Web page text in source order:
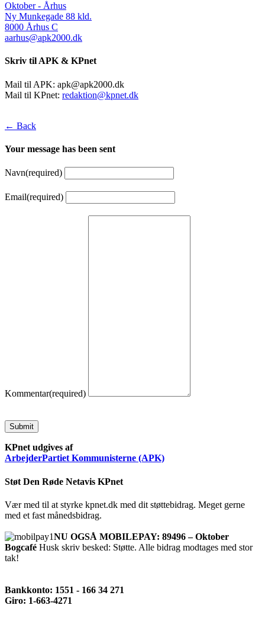
Oktober - Århus
Ny Munkegade 88 kld.
8000 Århus C
aarhus@apk2000.dk
Skriv til APK & KPnet
Mail til APK: apk@apk2000.dk
Mail til KPnet: redaktion@kpnet.dk
← Back
Your message has been sent
Navn(required)
Email(required)
Kommentar(required)
Submit
KPnet udgives af
ArbejderPartiet Kommunisterne (APK)
Støt Den Røde Netavis KPnet
Vær med til at styrke kpnet.dk med dit støttebidrag. Meget gerne
med et fast månedsbidrag.
NU OGSÅ MOBILEPAY: 89496 – Oktober
Bogcafé Husk skriv besked: Støtte. Alle bidrag modtages med stor
tak!
Bankkonto: 1551 - 166 34 271
Giro: 1-663-4271